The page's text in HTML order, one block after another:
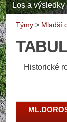
Los a výsledky
Týmy > Mladší
Historické